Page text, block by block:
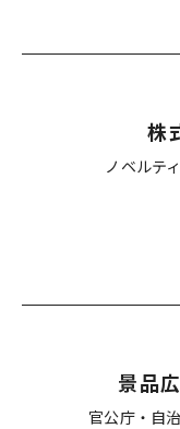
株
ノベルテ
景品
官公庁・自